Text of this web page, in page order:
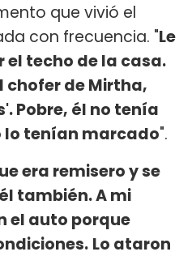
que vivió el
con frecuencia. "Le
techo de la casa.
chofer de Mirtha,
Pobre, él no tenía
lo tenían marcado".
era remisero y se
también. A mi
el auto porque
Lo ataron